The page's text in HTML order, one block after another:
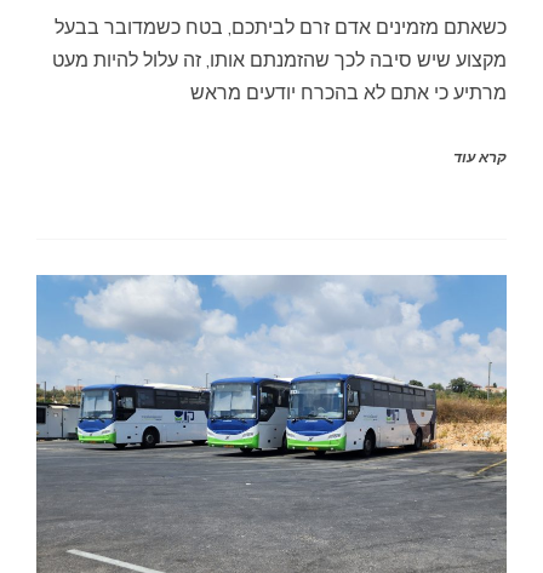
כשאתם מזמינים אדם זרם לביתכם, בטח כשמדובר בבעל
מקצוע שיש סיבה לכך שהזמנתם אותו, זה עלול להיות מעט
מרתיע כי אתם לא בהכרח יודעים מראש
קרא עוד